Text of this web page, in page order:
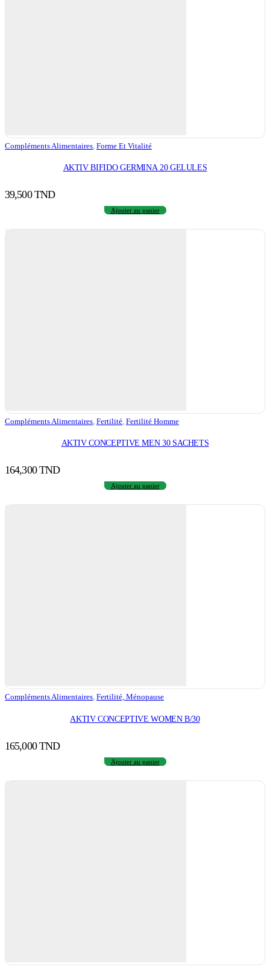
Compléments Alimentaires Forme Et Vitalité
AKTIV BIFIDO GERMINA 20 GELULES
39,500TND
Ajouter au panier
Compléments Alimentaires Fertilité Fertilité Homme
AKTIV CONCEPTIVE MEN 30 SACHETS
164,300TND
Ajouter au panier
Compléments Alimentaires, Fertilité, Ménopause
AKTIV CONCEPTIVE WOMEN B/30
165,000TND
Ajouter au panier